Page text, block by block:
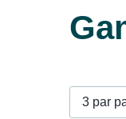
3 par